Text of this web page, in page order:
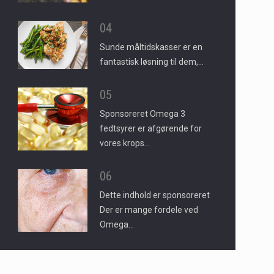
04
Sunde måltidskasser er en
fantastisk løsning til dem,…
05
Sponsoreret Omega 3
fedtsyrer er afgørende for
vores krops…
06
Dette indhold er sponsoreret
Der er mange fordele ved
Omega…